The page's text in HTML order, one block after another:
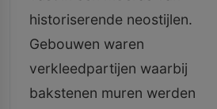
historiserende neostijlen.
Gebouwen waren
verkleedpartijen waarbij
bakstenen muren werden